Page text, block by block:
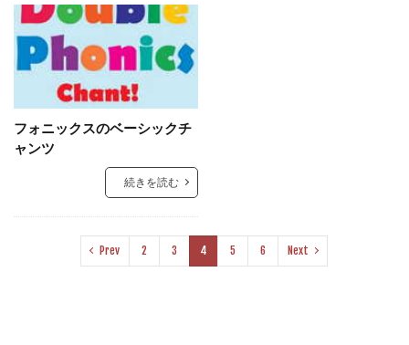
フォニックスのベーシックチ
ャンツ
続きを読む
Prev 2 3 4 5 6 Next